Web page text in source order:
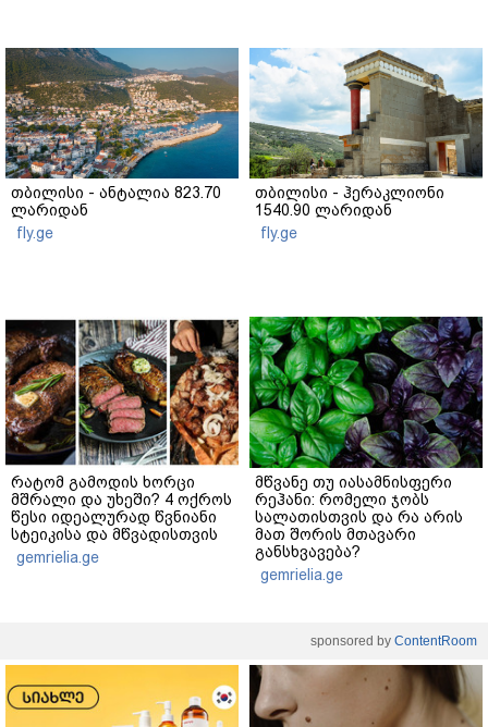
თბილისი - ანტალია 823.70
ლარიდან
fly.ge
თბილისი - ჰერაკლიონი
1540.90 ლარიდან
fly.ge
რატომ გამოდის ხორცი
მშრალი და უხეში? 4 ოქროს
წესი იდეალურად წვნიანი
სტეიკისა და მწვადისთვის
gemrielia.ge
მწვანე თუ იასამნისფერი
რეჰანი: რომელი ჯობს
სალათისთვის და რა არის
მათ შორის მთავარი
განსხვავება?
gemrielia.ge
sponsored by ContentRoom